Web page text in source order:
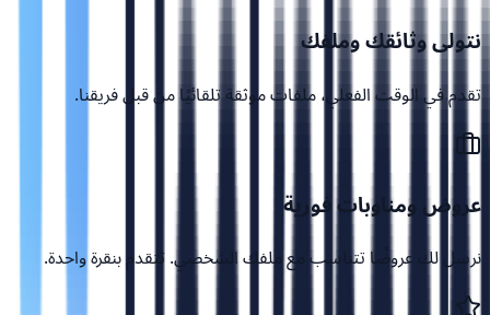
نتولى وثائقك وملفك
تقدم في الوقت الفعلي، ملفات موثقة تلقائيًا من قبل فريقنا.
عروض ومناوبات فورية
نرسل لك عروضًا تتناسب مع ملفك الشخصي. تتقدم بنقرة واحدة.